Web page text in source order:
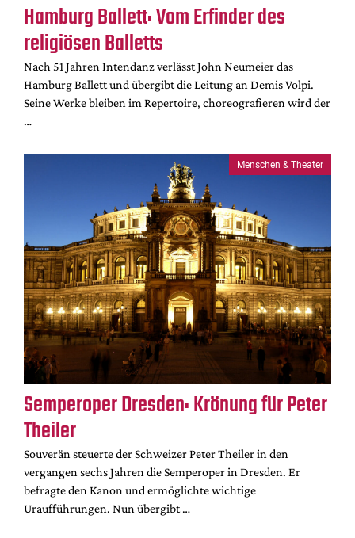
Hamburg Ballett: Vom Erfinder des
religiösen Balletts
Nach 51 Jahren Intendanz verlässt John Neumeier das
Hamburg Ballett und übergibt die Leitung an Demis Volpi.
Seine Werke bleiben im Repertoire, choreografieren wird der
…
Menschen & Theater
Semperoper Dresden: Krönung für Peter
Theiler
Souverän steuerte der Schweizer Peter Theiler in den
vergangen sechs Jahren die Semperoper in Dresden. Er
befragte den Kanon und ermöglichte wichtige
Uraufführungen. Nun übergibt …